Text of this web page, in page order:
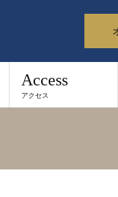
Access
アクセス